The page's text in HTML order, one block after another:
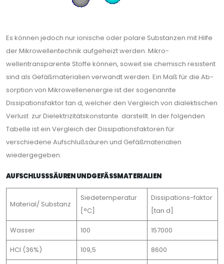
Es können jedoch nur ioni­sche oder polare Substanzen mit Hilfe
der Mikrowellentechnik aufgeheizt werden. Mikro­
wellentransparente Stoffe können, soweit sie chemisch resistent
sind als Gefäßmaterialien verwandt werden. Ein Maß für die Ab­
sorption von Mikrowellenenergie ist der sogenannte
Dissipationsfaktor tan d, welcher den Vergleich von dialektischen
Verlust zur Dielektrizitätskonstante darstellt. In der folgenden
Tabelle ist ein Vergleich der Dissipationsfaktoren für
verschiedene Aufschlußsäuren und Ge­fäßmaterialien
wiedergegeben.
AUFSCHLUSSSÄUREN UND GEFÄSSMATERIALIEN
Material/ Substanz
Siedetemperatur
[°C]
Dissipations-faktor
[tan d]
Wasser 100 157000
HCl (36%) 109,5 8600